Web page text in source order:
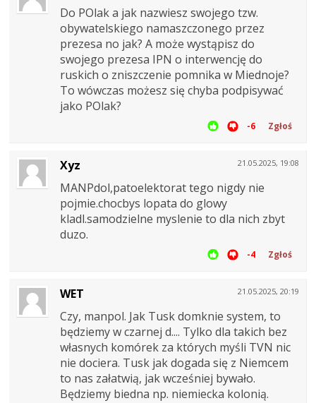
Do POlak a jak nazwiesz swojego tzw.
obywatelskiego namaszczonego przez
prezesa no jak? A może wystąpisz do
swojego prezesa IPN o interwencję do
ruskich o zniszczenie pomnika w Miednoje?
To wówczas możesz się chyba podpisywać
jako POlak?
-6 Zgłoś
21.05.2025, 19:08
Xyz
MANPdol,patoelektorat tego nigdy nie
pojmie.chocbys lopata do glowy
kladl.samodzielne myslenie to dla nich zbyt
duzo.
-4 Zgłoś
21.05.2025, 20:19
WET
Czy, manpol. Jak Tusk domknie system, to
będziemy w czarnej d.... Tylko dla takich bez
własnych komórek za których myśli TVN nic
nie dociera. Tusk jak dogada się z Niemcem
to nas załatwią, jak wcześniej bywało.
Będziemy biedna np. niemiecka kolonią.